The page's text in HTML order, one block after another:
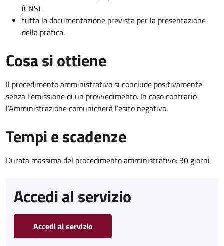
(CNS)
tutta la documentazione prevista per la presentazione
della pratica.
Cosa si ottiene
Il procedimento amministrativo si conclude positivamente
senza l’emissione di un provvedimento. In caso contrario
l’Amministrazione comunicherà l’esito negativo.
Tempi e scadenze
Durata massima del procedimento amministrativo: 30 giorni
Accedi al servizio
Accedi al servizio